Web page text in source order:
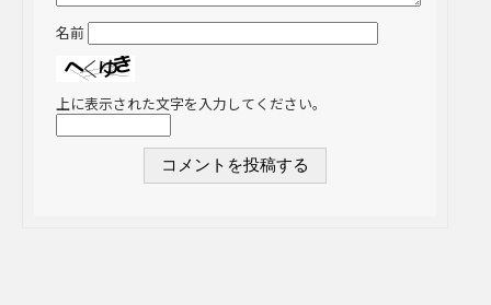
名前
上に表示された文字を入力してください。